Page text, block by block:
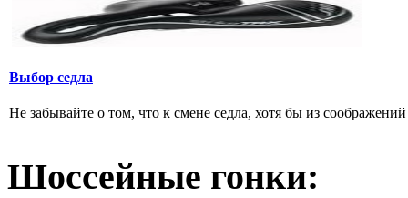
Выбор седла
Не забывайте о том, что к смене седла, хотя бы из
Шоссейные гонки: